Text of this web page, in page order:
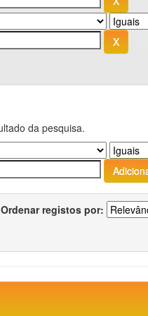
da pesquisa.
Ordenar registos por: